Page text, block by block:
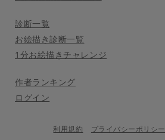
診断一覧
お絵描き診断一覧
1分お絵描きチャレンジ
作者ランキング
ログイン
利用規約 プライバシーポリシー